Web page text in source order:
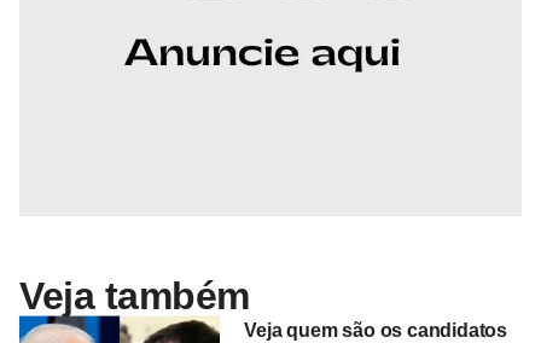
Veja também
Veja quem são os candidatos